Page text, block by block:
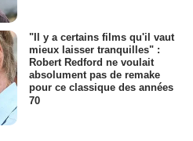
"Il y a certains films qu'il vaut
mieux laisser tranquilles" :
Robert Redford ne voulait
absolument pas de remake
pour ce classique des années
70